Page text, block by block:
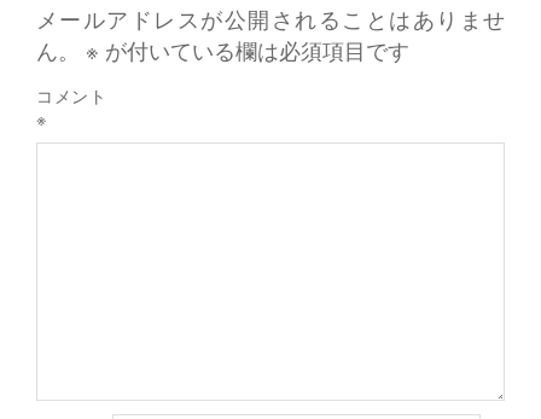
メールアドレスが公開されることはありませ
ん。
※ が付いている欄は必須項目です
コメント
※